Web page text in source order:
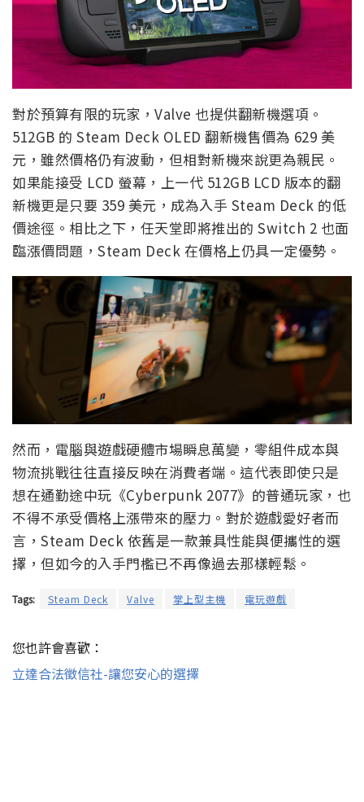
對於預算有限的玩家，Valve 也提供翻新機選項。
512GB 的 Steam Deck OLED 翻新機售價為 629 美
元，雖然價格仍有波動，但相對新機來說更為親民。
如果能接受 LCD 螢幕，上一代 512GB LCD 版本的翻
新機更是只要 359 美元，成為入手 Steam Deck 的低
價途徑。相比之下，任天堂即將推出的 Switch 2 也面
臨漲價問題，Steam Deck 在價格上仍具一定優勢。
然而，電腦與遊戲硬體市場瞬息萬變，零組件成本與
物流挑戰往往直接反映在消費者端。這代表即使只是
想在通勤途中玩《Cyberpunk 2077》的普通玩家，也
不得不承受價格上漲帶來的壓力。對於遊戲愛好者而
言，Steam Deck 依舊是一款兼具性能與便攜性的選
擇，但如今的入手門檻已不再像過去那樣輕鬆。
Tags: Steam Deck Valve 掌上型主機 電玩遊戲
您也許會喜歡：
立達合法徵信社-讓您安心的選擇